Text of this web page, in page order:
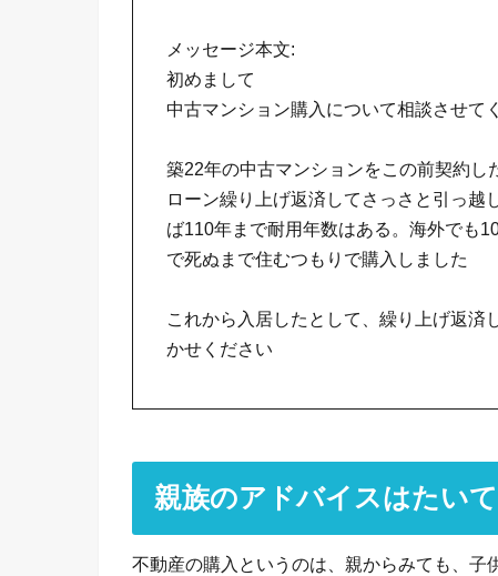
メッセージ本文:
初めまして
中古マンション購入について相談させて
築22年の中古マンションをこの前契約し
ローン繰り上げ返済してさっさと引っ越
ば110年まで耐用年数はある。海外でも
で死ぬまで住むつもりで購入しました
これから入居したとして、繰り上げ返
かせください
親族のアドバイスはたい
不動産の購入というのは、親からみても、子